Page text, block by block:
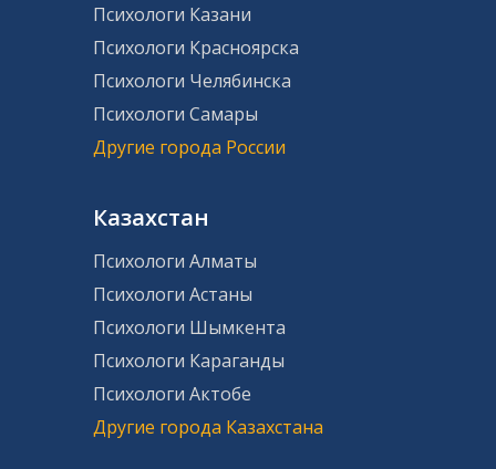
Психологи Казани
Психологи Красноярска
Психологи Челябинска
Психологи Самары
Другие города России
Казахстан
Психологи Алматы
Психологи Астаны
Психологи Шымкента
Психологи Караганды
Психологи Актобе
Другие города Казахстана